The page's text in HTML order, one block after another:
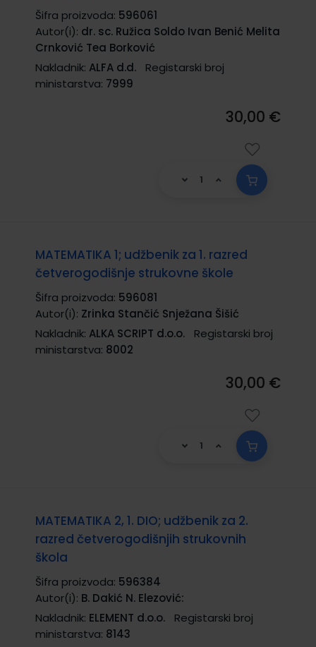
Šifra proizvoda: 596061
Autor(i): dr. sc. Ružica Soldo Ivan Benić Melita
Crnković Tea Borković
Nakladnik: ALFA d.d.
Registarski broj
ministarstva: 7999
30,00 €
MATEMATIKA 1; udžbenik za 1. razred
četverogodišnje strukovne škole
Šifra proizvoda: 596081
Autor(i): Zrinka Stančić Snježana Šišić
Nakladnik: ALKA SCRIPT d.o.o.
Registarski broj
ministarstva: 8002
30,00 €
MATEMATIKA 2, 1. DIO; udžbenik za 2.
razred četverogodišnjih strukovnih
škola
Šifra proizvoda: 596384
Autor(i): B. Dakić N. Elezović:
Nakladnik: ELEMENT d.o.o.
Registarski broj
ministarstva: 8143